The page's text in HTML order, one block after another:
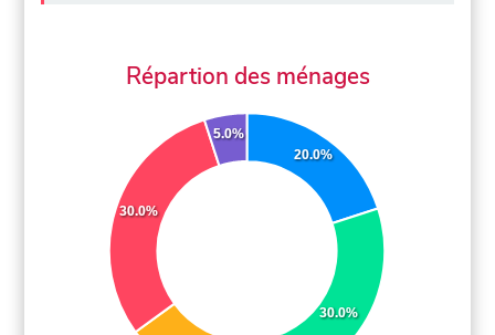
Répartion des ménages
20.0%
30.0%
30.0%
5.0%